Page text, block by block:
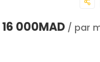
16 000MAD / par